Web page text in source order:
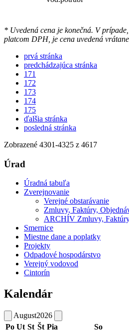
* Uvedená cena je konečná. V
platcom DPH, je cena uvedená
prvá stránka
predchádzajúca stránka
171
172
173
174
175
ďalšia stránka
posledná stránka
Zobrazené 4301-4325 z 4617
Úrad
Úradná tabuľa
Zverejnovanie
Verejné obstarávanie
Zmluvy, Faktúry,
ARCHÍV Zmluvy,
Smernice
Miestne dane a poplatky
Projekty
Odpadové hospodárstvo
Verejný vodovod
Cintorín
Kalendár
August2026
Po Ut St Št Pia So